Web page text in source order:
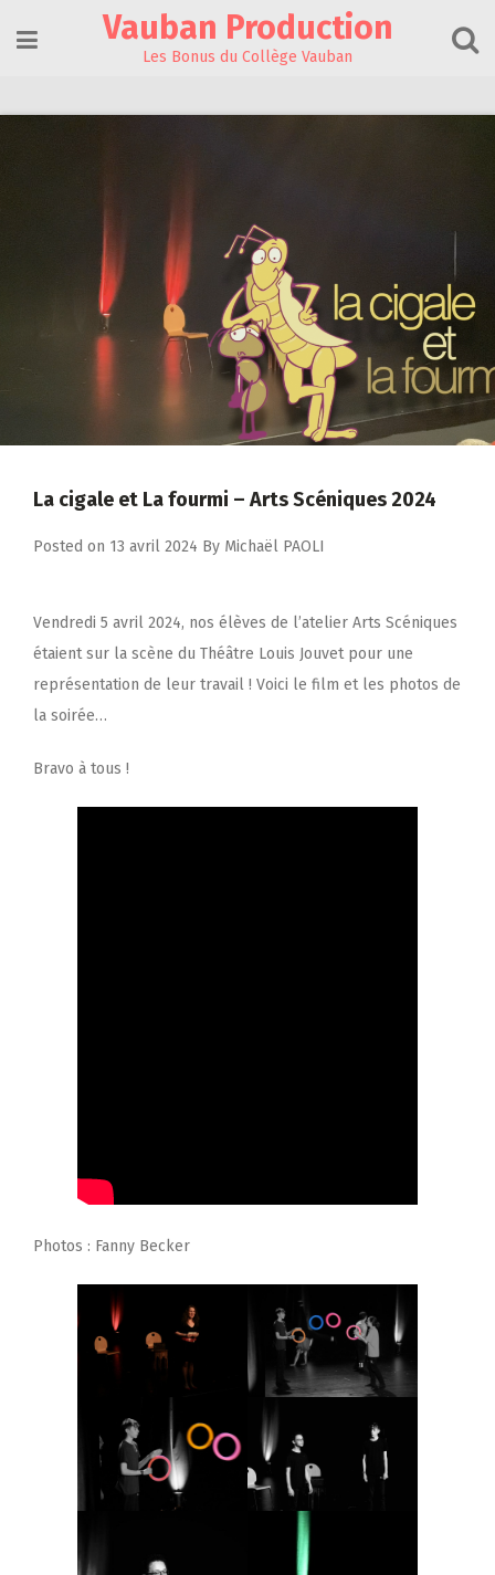
content
Vauban Production
Les Bonus du Collège Vauban
La cigale et La fourmi – Arts Scéniques 2024
Posted on 13 avril 2024 By Michaël PAOLI
Vendredi 5 avril 2024, nos élèves de l’atelier Arts Scéniques
étaient sur la scène du Théâtre Louis Jouvet pour une
représentation de leur travail ! Voici le film et les photos de
la soirée…
Bravo à tous !
Photos : Fanny Becker